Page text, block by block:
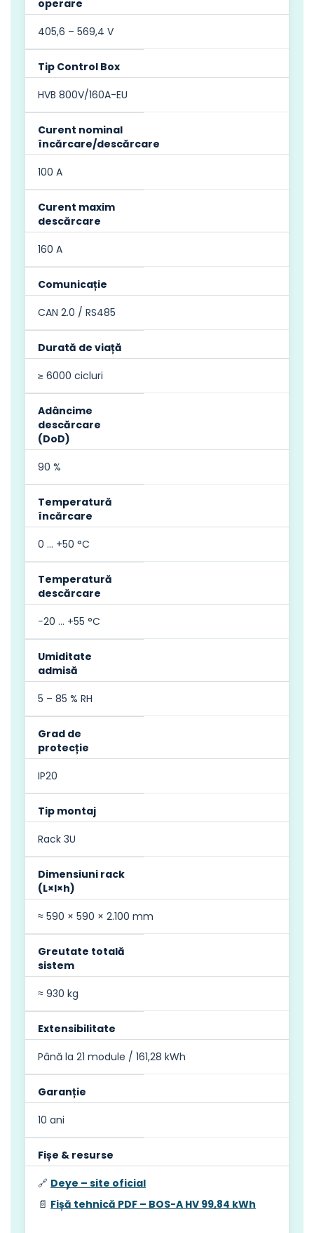
operare
405,6 – 569,4 V
Tip Control Box
HVB 800V/160A-EU
Curent nominal
încărcare/descărcare
100 A
Curent maxim
descărcare
160 A
Comunicație
CAN 2.0 / RS485
Durată de viață
≥ 6000 cicluri
Adâncime
descărcare
(DoD)
90 %
Temperatură
încărcare
0 … +50 °C
Temperatură
descărcare
−20 … +55 °C
Umiditate
admisă
5 – 85 % RH
Grad de
protecție
IP20
Tip montaj
Rack 3U
Dimensiuni rack
(L×l×h)
≈ 590 × 590 × 2.100 mm
Greutate totală
sistem
≈ 930 kg
Extensibilitate
Până la 21 module / 161,28 kWh
Garanție
10 ani
Fișe & resurse
🔗 Deye – site oficial
📄 Fișă tehnică PDF – BOS-A HV 99,84 kWh